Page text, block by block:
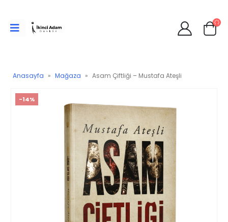
Anasayfa » Mağaza » Asam Çiftliği – Mustafa Ateşli
-14%